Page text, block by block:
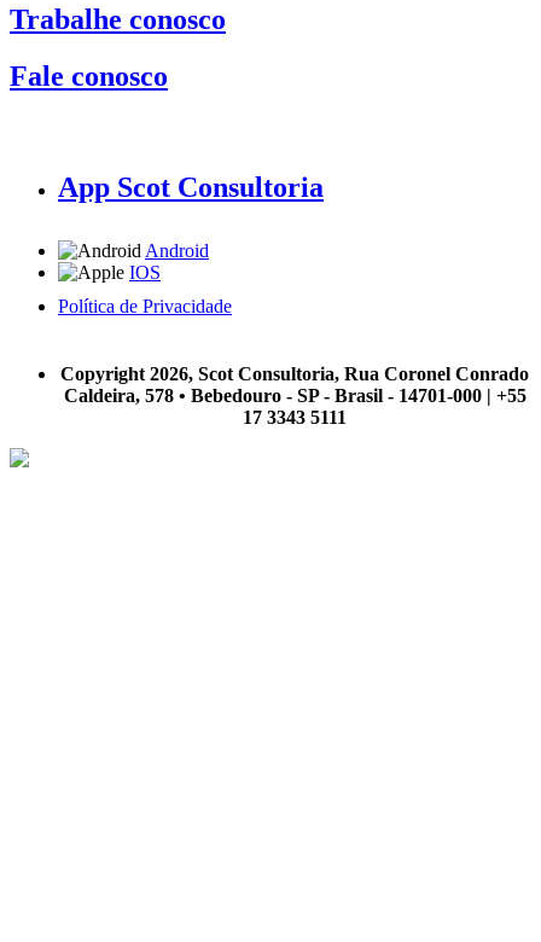
Trabalhe conosco
Fale conosco
App Scot Consultoria
Android
IOS
Política de Privacidade
Copyright 2026, Scot Consultoria, Rua Coronel Conrado
Caldeira, 578 • Bebedouro - SP - Brasil - 14701-000 | +55
17 3343 5111